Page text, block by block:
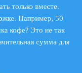
только вместе.
Например, 50
кофе? Это не так
сумма для